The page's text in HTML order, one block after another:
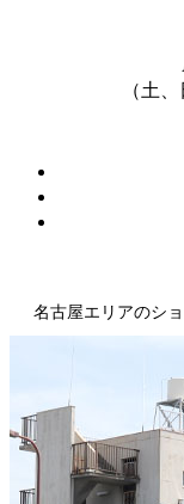
（土
名古屋エリアのシ